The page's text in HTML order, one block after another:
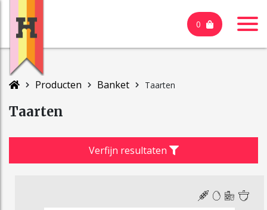
0
Producten Banket Taarten
Taarten
Verfijn resultaten